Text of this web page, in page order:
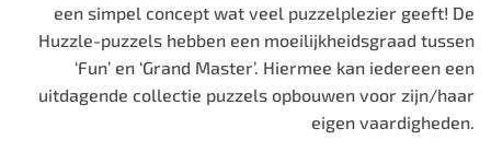
een simpel concept wat veel puzzelplezier geeft! De
Huzzle-puzzels hebben een moeilijkheidsgraad tussen
‘Fun’ en ‘Grand Master’. Hiermee kan iedereen een
uitdagende collectie puzzels opbouwen voor zijn/haar
eigen vaardigheden.